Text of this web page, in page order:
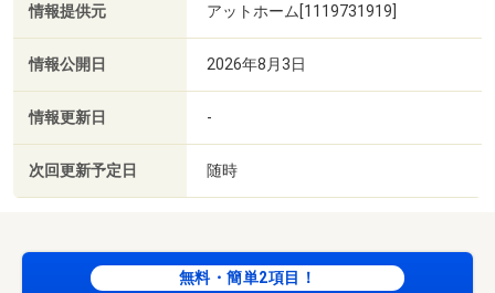
情報提供元 アットホーム[1119731919]
情報公開日 2026年8月3日
情報更新日 -
次回更新予定日 随時
無料・簡単2項目！